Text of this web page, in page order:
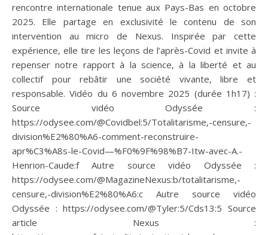
rencontre internationale tenue aux Pays-Bas en octobre
2025. Elle partage en exclusivité le contenu de son
intervention au micro de Nexus. Inspirée par cette
expérience, elle tire les leçons de l’après-Covid et invite à
repenser notre rapport à la science, à la liberté et au
collectif pour rebâtir une société vivante, libre et
responsable. Vidéo du 6 novembre 2025 (durée 1h17) :
Source vidéo Odyssée :
https://odysee.com/@Covidbel:5/Totalitarisme,-censure,-
division%E2%80%A6-comment-reconstruire-
apr%C3%A8s-le-Covid—%F0%9F%98%B7-Itw-avec-A.-
Henrion-Caude:f Autre source vidéo Odyssée :
https://odysee.com/@MagazineNexus:b/totalitarisme,-
censure,-division%E2%80%A6:c Autre source vidéo
Odyssée : https://odysee.com/@Tyler:5/Cds13:5 Source
article Nexus :